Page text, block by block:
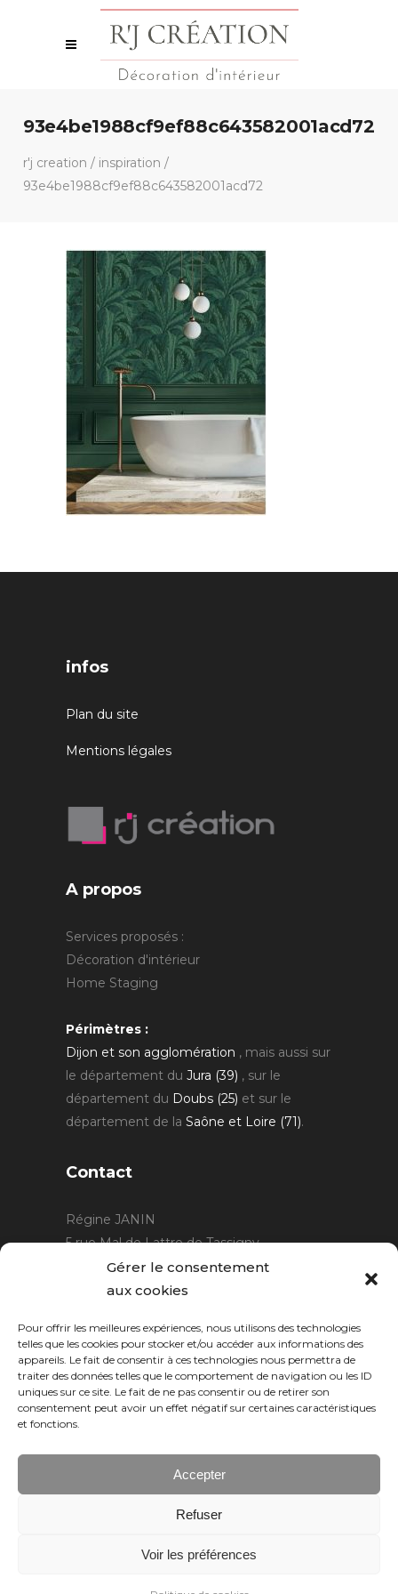
Gérer le consentement
aux cookies
Pour offrir les meilleures expériences, nous utilisons des technologies
telles que les cookies pour stocker et/ou accéder aux informations des
appareils. Le fait de consentir à ces technologies nous permettra de
traiter des données telles que le comportement de navigation ou les ID
uniques sur ce site. Le fait de ne pas consentir ou de retirer son
consentement peut avoir un effet négatif sur certaines caractéristiques
et fonctions.
Accepter
Refuser
Voir les préférences
93e4be1988cf9ef88c643582001acd72
r'j creation / inspiration /
93e4be1988cf9ef88c643582001acd72
infos
Plan du site
Mentions légales
A propos
Services proposés :
Décoration d'intérieur
Home Staging
Périmètres :
Dijon et son agglomération , mais aussi sur
le département du Jura (39) , sur le
département du Doubs (25) et sur le
département de la Saône et Loire (71).
Contact
Régine JANIN
5 rue Mal de Lattre de Tassigny
21220 Gevrey Chambertin
06 15 15 80 29
Horaires :sur rendez-vous.